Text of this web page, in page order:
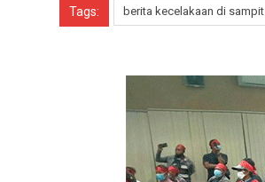
Tags: berita kecelakaan di sampit